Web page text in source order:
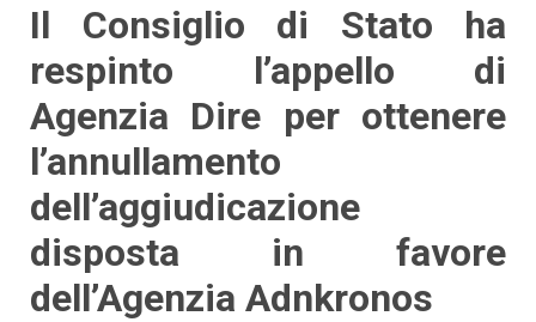
Il Consiglio di Stato ha
respinto l’appello di
Agenzia Dire per ottenere
l’annullamento
dell’aggiudicazione
disposta in favore
dell’Agenzia Adnkronos